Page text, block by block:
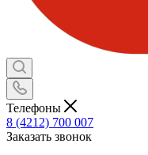
Телефоны
8 (4212) 700 007
Заказать звонок